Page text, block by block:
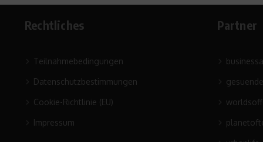
Rechtliches
Teilnahmebedingungen
Datenschutzbestimmungen
Cookie-Richtlinie (EU)
Impressum
Partner